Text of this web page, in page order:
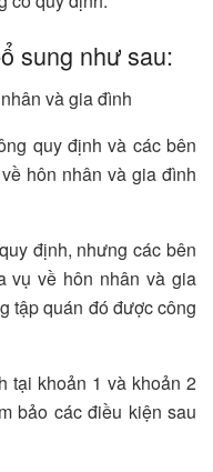
sung như sau:
và gia đình
quy định và các bên
hôn nhân và gia đình
định, nhưng các bên
vụ về hôn nhân và gia
tập quán đó được công
tại khoản 1 và khoản 2
bảo các điều kiện sau